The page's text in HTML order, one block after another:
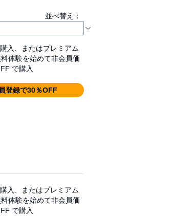
並べ替え：
入、またはプレミアム
体験を始めて非会員価
で購入
登録で30％OFF
入、またはプレミアム
体験を始めて非会員価
で購入